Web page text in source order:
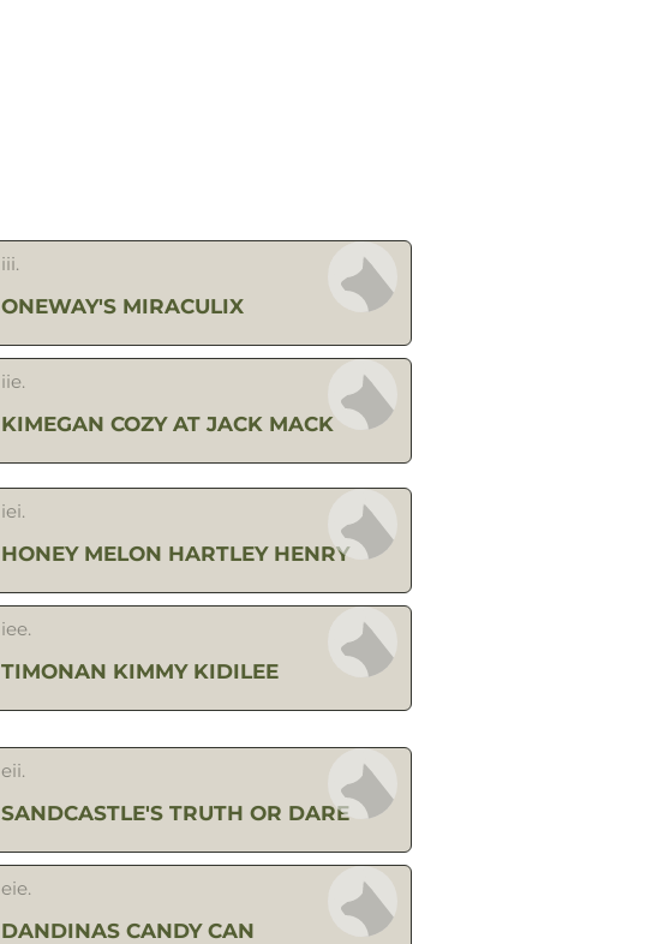
iii.
ONEWAY'S MIRACULIX
iie.
KIMEGAN COZY AT JACK MACK
iei.
HONEY MELON HARTLEY HENRY
iee.
TIMONAN KIMMY KIDILEE
eii.
SANDCASTLE'S TRUTH OR DARE
eie.
DANDINAS CANDY CAN